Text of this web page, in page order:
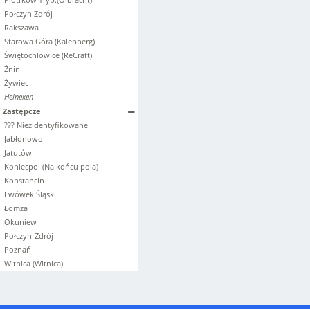
Połczyn Zdrój
Rakszawa
Starowa Góra (Kalenberg)
Świętochłowice (ReCraft)
Żnin
Żywiec
Heineken
Zastępcze
??? Niezidentyfikowane
Jabłonowo
Jatutów
Koniecpol (Na końcu pola)
Konstancin
Lwówek Śląski
Łomża
Okuniew
Połczyn-Zdrój
Poznań
Witnica (Witnica)